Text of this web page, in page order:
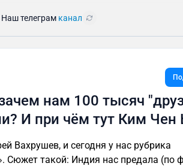
Наш телеграм канал
нам 100 тысяч
И при чём тут Ким Чен
Вахрушев, и сегодня у нас рубрика
Сюжет такой: Индия нас предала (по